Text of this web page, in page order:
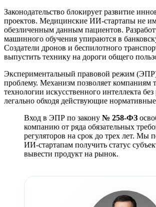
Законодательство блокирует развитие
проектов. Медицинские ИИ-стартапы не
обезличенным данным пациентов.
машинного обучения упираются в
Создатели дронов и беспилотного
выпустить технику на дороги общего
Экспериментальный правовой режим
проблему. Механизм позволяет компаниям
технологии искусственного интеллекта
легально обходя действующие
Вход в ЭПР по закону № 258-ФЗ
компанию от ряда обязательных
регуляторов на срок до трех лет. Мы
ИИ-стартапам получить статус
вывести продукт на рынок.